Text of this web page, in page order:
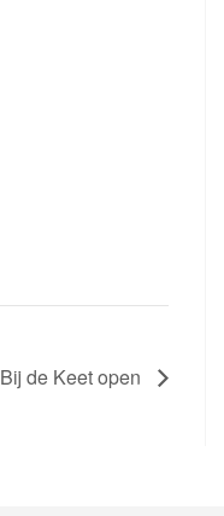
Bij de Keet open